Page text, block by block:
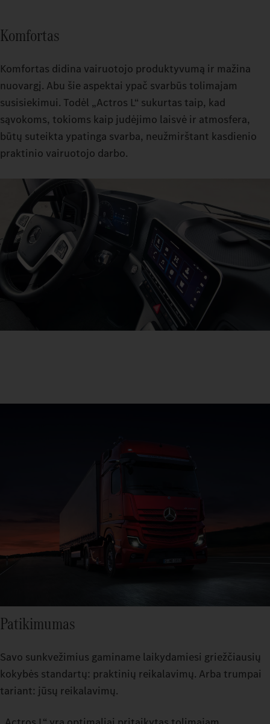
Komfortas
Komfortas didina vairuotojo produktyvumą ir mažina
nuovargį. Abu šie aspektai ypač svarbūs tolimajam
susisiekimui. Todėl „Actros L“ sukurtas taip, kad
sąvokoms, tokioms kaip judėjimo laisvė ir atmosfera,
būtų suteikta ypatinga svarba, neužmirštant kasdienio
praktinio vairuotojo darbo.
Patikimumas
Savo sunkvežimius gaminame laikydamiesi griežčiausių
kokybės standartų: praktinių reikalavimų. Arba trumpai
tariant: jūsų reikalavimų.